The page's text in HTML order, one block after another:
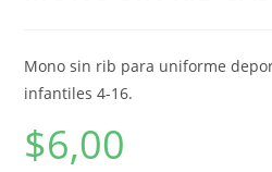
Mono sin rib para uniforme
infantiles 4-16.
$6,00